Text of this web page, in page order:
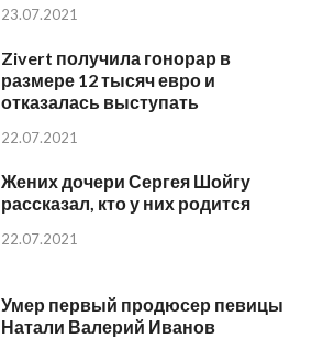
23.07.2021
Zivert получила гонорар в
размере 12 тысяч евро и
отказалась выступать
22.07.2021
Жених дочери Сергея Шойгу
рассказал, кто у них родится
22.07.2021
Умер первый продюсер певицы
Натали Валерий Иванов